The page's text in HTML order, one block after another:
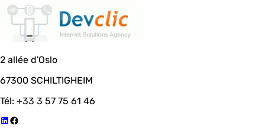
2 allée d'Oslo
67300 SCHILTIGHEIM
Tél: +33 3 57 75 61 46